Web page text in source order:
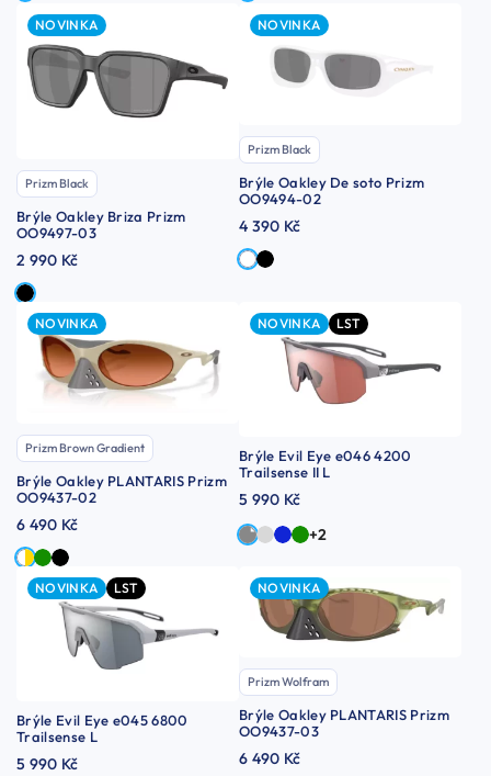
NOVINKA
Prizm Black
Brýle Oakley Briza Prizm
OO9497-03
2 990 Kč
NOVINKA
Prizm Black
Brýle Oakley De soto Prizm
OO9494-02
4 390 Kč
NOVINKA
Prizm Brown Gradient
Brýle Oakley PLANTARIS Prizm
OO9437-02
6 490 Kč
NOVINKA LST
Brýle Evil Eye e046 4200
Trailsense II L
5 990 Kč
+2
NOVINKA LST
Brýle Evil Eye e045 6800
Trailsense L
5 990 Kč
NOVINKA
Prizm Wolfram
Brýle Oakley PLANTARIS Prizm
OO9437-03
6 490 Kč